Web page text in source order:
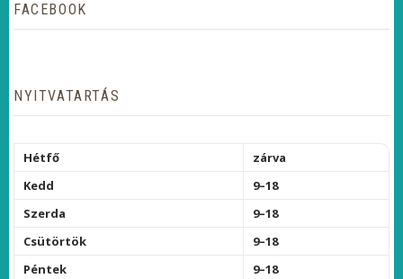
FACEBOOK
NYITVATARTÁS
Hétfő
zárva
Kedd
9–18
Szerda
9–18
Csütörtök
9–18
Péntek
9–18